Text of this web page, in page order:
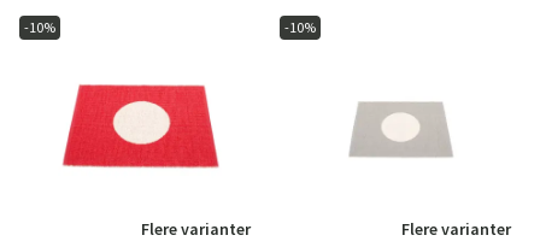
-10%
Flere varianter
-10%
Flere varianter